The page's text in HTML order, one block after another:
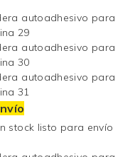
stock listo para envío